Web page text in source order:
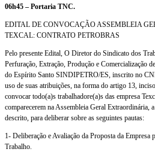
06h45 – Portaria TNC.
EDITAL DE CONVOCAÇÃO ASSEMBLEIA
TEXCAL: CONTRATO PETROBRAS
Pelo presente Edital, O Diretor do Sindicato dos
Perfuração, Extração, Produção e Comercialização
do Espírito Santo SINDIPETRO/ES, inscrito no
uso de suas atribuições, na forma do artigo 13,
convocar todo(a)s trabalhadore(a)s das empresa
comparecerem na Assembleia Geral Extraordinária,
descrito, para deliberar sobre as seguintes pautas:
1- Deliberação e Avaliação da Proposta da
Trabalho.